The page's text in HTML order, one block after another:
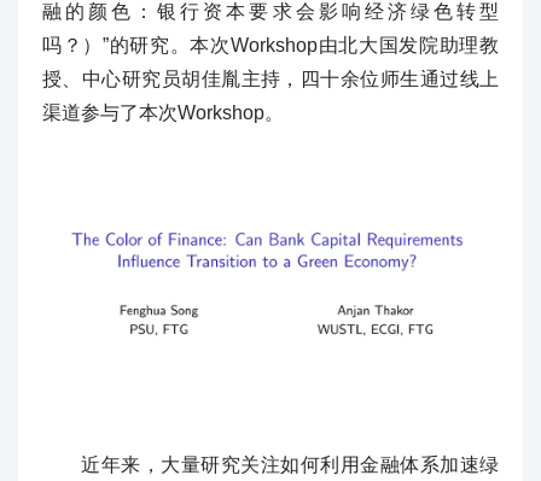
融的颜色：银行资本要求会影响经济绿色转型
吗？）”的研究。本次Workshop由北大国发院助理教
授、中心研究员胡佳胤主持，四十余位师生通过线上
渠道参与了本次Workshop。
近年来，大量研究关注如何利用金融体系加速绿